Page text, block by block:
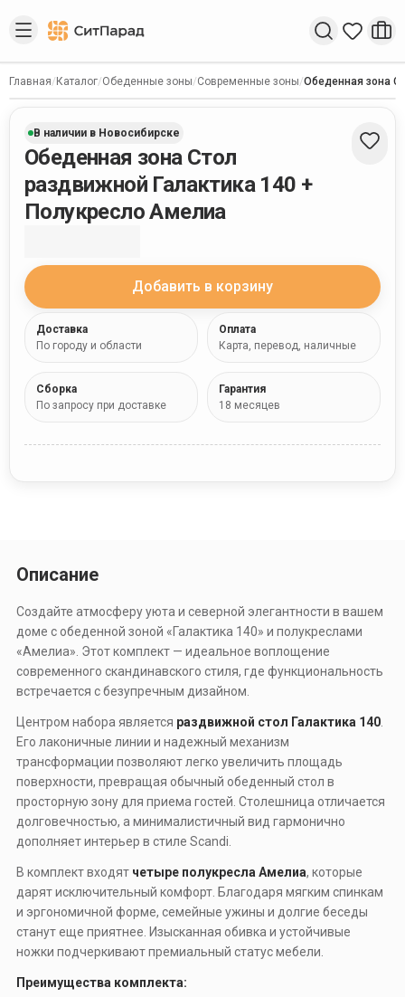
Введите запрос
Главная/ Каталог/Обеденные зоны/Современные зоны/Обеденная зона
В наличии в Новосибирске
Обеденная зона Стол
раздвижной Галактика 140 +
Полукресло Амелиа
Добавить в корзину
Доставка
По городу и области
Оплата
Карта, перевод, наличные
Сборка
По запросу при доставке
Гарантия
18 месяцев
Описание
Создайте атмосферу уюта и северной элегантности в вашем
доме с обеденной зоной «Галактика 140» и полукреслами
«Амелиа». Этот комплект — идеальное воплощение
современного скандинавского стиля, где функциональность
встречается с безупречным дизайном.
Центром набора является раздвижной стол Галактика 140
Его лаконичные линии и надежный механизм
трансформации позволяют легко увеличить площадь
поверхности, превращая обычный обеденный стол в
просторную зону для приема гостей. Столешница отличается
долговечностью, а минималистичный вид гармонично
дополняет интерьер в стиле Scandi.
В комплект входят четыре полукресла Амелиа, которые
дарят исключительный комфорт. Благодаря мягким спинкам
и эргономичной форме, семейные ужины и долгие беседы
станут еще приятнее. Изысканная обивка и устойчивые
ножки подчеркивают премиальный статус мебели.
Преимущества комплекта: